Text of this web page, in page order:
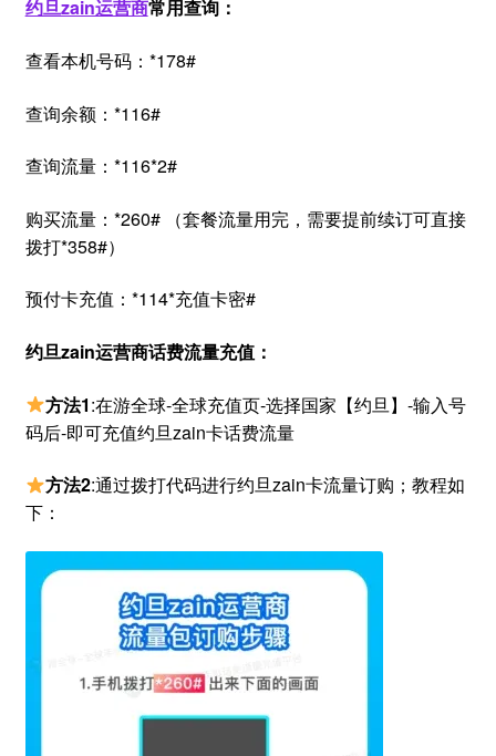
约旦zain运营商常用查询：
查看本机号码：*178#
查询余额：*116#
查询流量：*116*2#
购买流量：*260# （套餐流量用完，需要提前续订可直接
拨打*358#）
预付卡充值：*114*充值卡密#
约旦zain运营商话费流量充值：
方法1:在游全球-全球充值页-选择国家【约旦】-输入号
码后-即可充值约旦zain卡话费流量
方法2:通过拨打代码进行约旦zain卡流量订购；教程如
下：